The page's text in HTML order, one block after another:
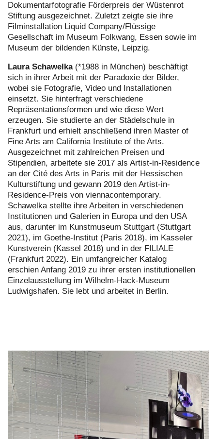
Dokumentarfotografie Förderpreis der Wüstenrot
Stiftung ausgezeichnet. Zuletzt zeigte sie ihre
Filminstallation Liquid Company/Flüssige
Gesellschaft im Museum Folkwang, Essen sowie im
Museum der bildenden Künste, Leipzig.
Laura Schawelka(*1988 in München) beschäftigt
sich in ihrer Arbeit mit der Paradoxie der Bilder,
wobei sie Fotografie, Video und Installationen
einsetzt. Sie hinterfragt verschiedene
Repräsentationsformen und wie diese Wert
erzeugen. Sie studierte an der Städelschule in
Frankfurt und erhielt anschließend ihren Master of
Fine Arts am California Institute of the Arts.
Ausgezeichnet mit zahlreichen Preisen und
Stipendien, arbeitete sie 2017 als Artist-in-Residence
an der Cité des Arts in Paris mit der Hessischen
Kulturstiftung und gewann 2019 den Artist-in-
Residence-Preis von viennacontemporary.
Schawelka stellte ihre Arbeiten in verschiedenen
Institutionen und Galerien in Europa und den USA
aus, darunter im Kunstmuseum Stuttgart (Stuttgart
2021), im Goethe-Institut (Paris 2018), im Kasseler
Kunstverein (Kassel 2018) und in der FILIALE
(Frankfurt 2022). Ein umfangreicher Katalog
erschien Anfang 2019 zu ihrer ersten institutionellen
Einzelausstellung im Wilhelm-Hack-Museum
Ludwigshafen. Sie lebt und arbeitet in Berlin.